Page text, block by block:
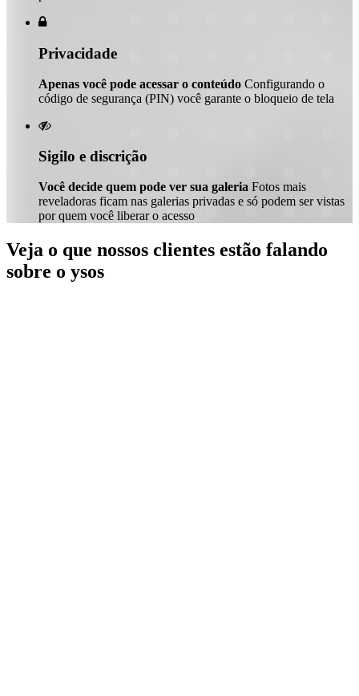

Privacidade
Apenas você pode acessar o conteúdo Configurando o
código de segurança (PIN) você garante o bloqueio de tela

Sigilo e discrição
Você decide quem pode ver sua galeria Fotos mais
reveladoras ficam nas galerias privadas e só podem ser vistas
por quem você liberar o acesso
Veja o que nossos clientes estão falando
sobre o ysos